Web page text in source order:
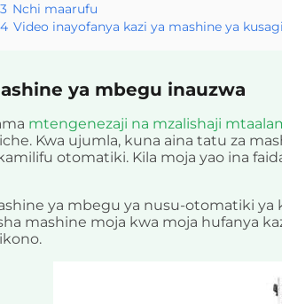
3 Nchi maarufu
4 Video inayofanya kazi ya mashine ya
ya mbegu inauzwa
mtengenezaji na mzalishaji
Kwa ujumla, kuna aina tatu za
otomatiki. Kila moja yao ina
ya mbegu ya nusu-otomatiki
mashine moja kwa moja hufanya